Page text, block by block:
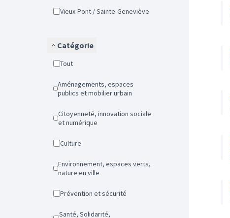
Vieux-Pont / Sainte-Geneviève
Catégorie
Tout
Aménagements, espaces
publics et mobilier urbain
Citoyenneté, innovation sociale
et numérique
Culture
Environnement, espaces verts,
nature en ville
Prévention et sécurité
Santé, Solidarité,